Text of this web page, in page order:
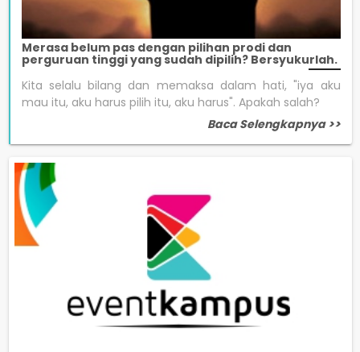
Merasa belum pas dengan pilihan prodi dan
perguruan tinggi yang sudah dipilih? Bersyukurlah.
Kita selalu bilang dan memaksa dalam hati, "iya aku
mau itu, aku harus pilih itu, aku harus". Apakah salah?
Baca Selengkapnya >>